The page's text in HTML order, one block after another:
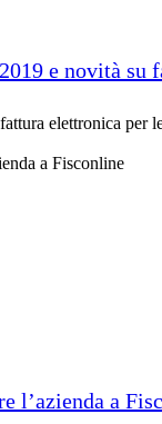
e novità su
elettronica
l’azienda a